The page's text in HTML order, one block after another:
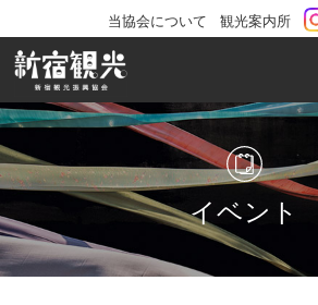
観光案内所
当協会について
一般社団法人 新宿観光振
イベント